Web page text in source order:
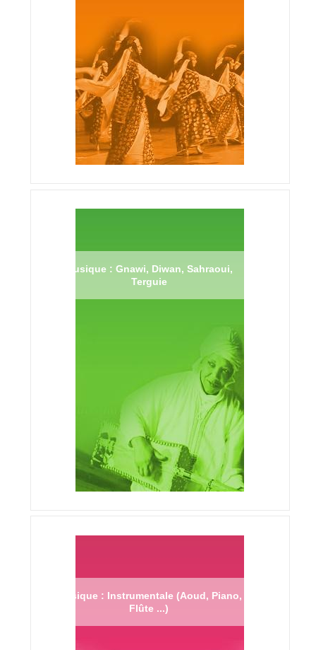
Musique : Gnawi, Diwan, Sahraoui,
Terguie
Musique : Instrumentale (Aoud, Piano,
Flûte ...)